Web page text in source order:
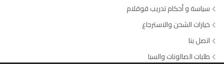
سياسة و أحكام تدريب قوقلام
خيارات الشحن والاسترجاع
اتصل بنا
طلبات الصالونات والسبا